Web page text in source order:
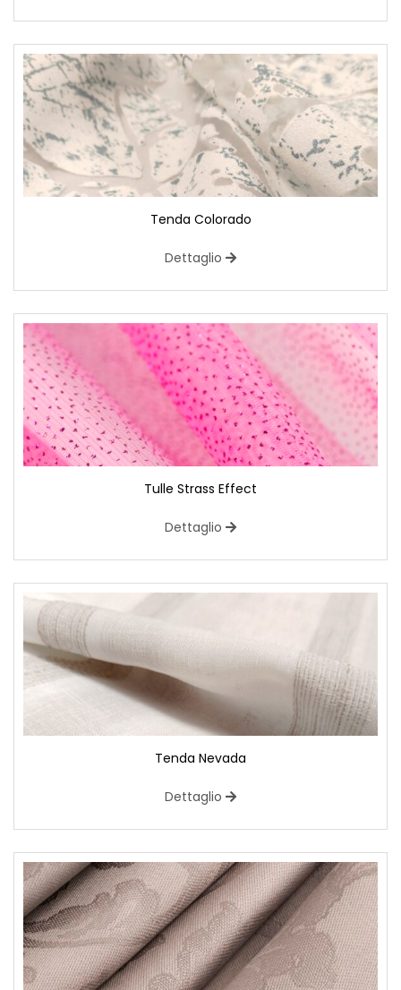
Tenda Colorado
Dettaglio
Tulle Strass Effect
Dettaglio
Tenda Nevada
Dettaglio